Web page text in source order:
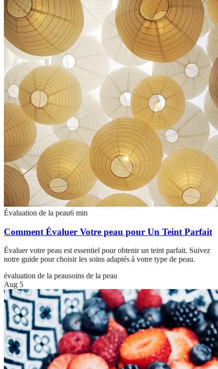
Évaluation de la peau6 min
Comment Évaluer Votre peau pour Un Teint Parfait
Évaluer votre peau est essentiel pour obtenir un teint parfait. Suivez
notre guide pour choisir les soins adaptés à votre type de peau.
évaluation de la peausoins de la peau
Aug 5